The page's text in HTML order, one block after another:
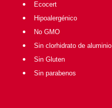
Ecocert
Hipoalergénico
No GMO
Sin clorhidrato de aluminio
Sin Gluten
Sin parabenos